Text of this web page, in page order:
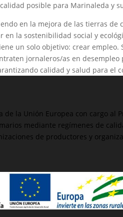
posible para Marinaleda y
en la mejora de las tierras de
la sostenibilidad social y
un solo objetivo: crear
jornaleros/as en
calidad y salud para el
de la Unión Europea con cargo
mediante regímenes de
de productores y